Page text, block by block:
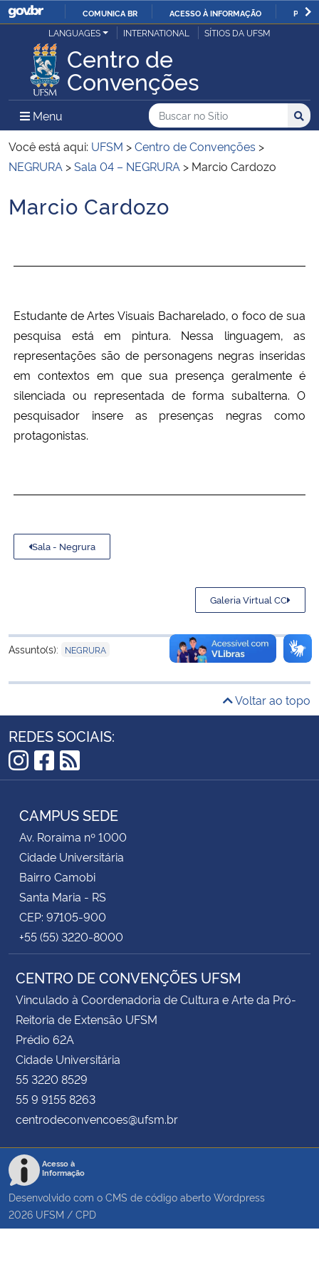
IR
PARA
O
CONTEÚDO
COMUNICA BR ACESSO À INFORMAÇÃO
Ministério da Justiça e Segurança Pública
Ministério da Defesa
Ministério das Relações Exteriores
Ministério da Infraestrutura
Ministério da Cidadania
Ministério da Saúde
Ministério de Minas e Energia
Ministério da Ciência, Tecnologia, Inovações e Comunicações
Ministério do Desenvolvimento Regional
Ministério da Mulher, da Família e dos Direitos Humanos
Advocacia-Geral da União
Banco Central do Brasil
Planalto
LANGUAGES INTERNATIONAL SÍTIOS DA UFSM
Centro de
Convenções
Menu Menu Principal do Sítio
Busca
Buscar no no Sítio
Busca:
Você está aqui: UFSM >Centro de Convenções >
NEGRURA >Sala 04 – NEGRURA > Marcio Cardozo
Início do conteúdo
Marcio Cardozo
Estudante de Artes Visuais Bacharelado, o foco de sua
pesquisa está em pintura. Nessa linguagem, as
representações são de personagens negras inseridas
em contextos em que sua presença geralmente é
silenciada ou representada de forma subalterna. O
pesquisador insere as presenças negras como
protagonistas.
Sala - Negrura
Galeria Virtual CC
Assunto(s): NEGRURA
Voltar ao topo
REDES SOCIAIS:
Instagram
Facebook
RSS
CAMPUS SEDE
Av. Roraima nº 1000
Cidade Universitária
Bairro Camobi
Santa Maria - RS
CEP: 97105-900
+55 (55) 3220-8000
CENTRO DE CONVENÇÕES UFSM
Vinculado à Coordenadoria de Cultura e Arte da Pró-
Reitoria de Extensão UFSM
Prédio 62A
Cidade Universitária
55 3220 8529
55 9 9155 8263
centrodeconvencoes@ufsm.br
Acesso à
Informação
Desenvolvido com o CMS de código aberto Wordpress
2026 UFSM / CPD